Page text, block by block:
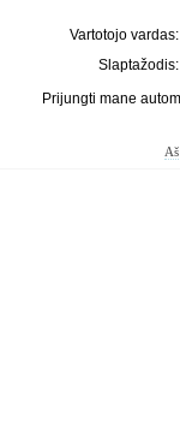
Vartotojo vardas:
Slaptažodis:
Prijungti mane